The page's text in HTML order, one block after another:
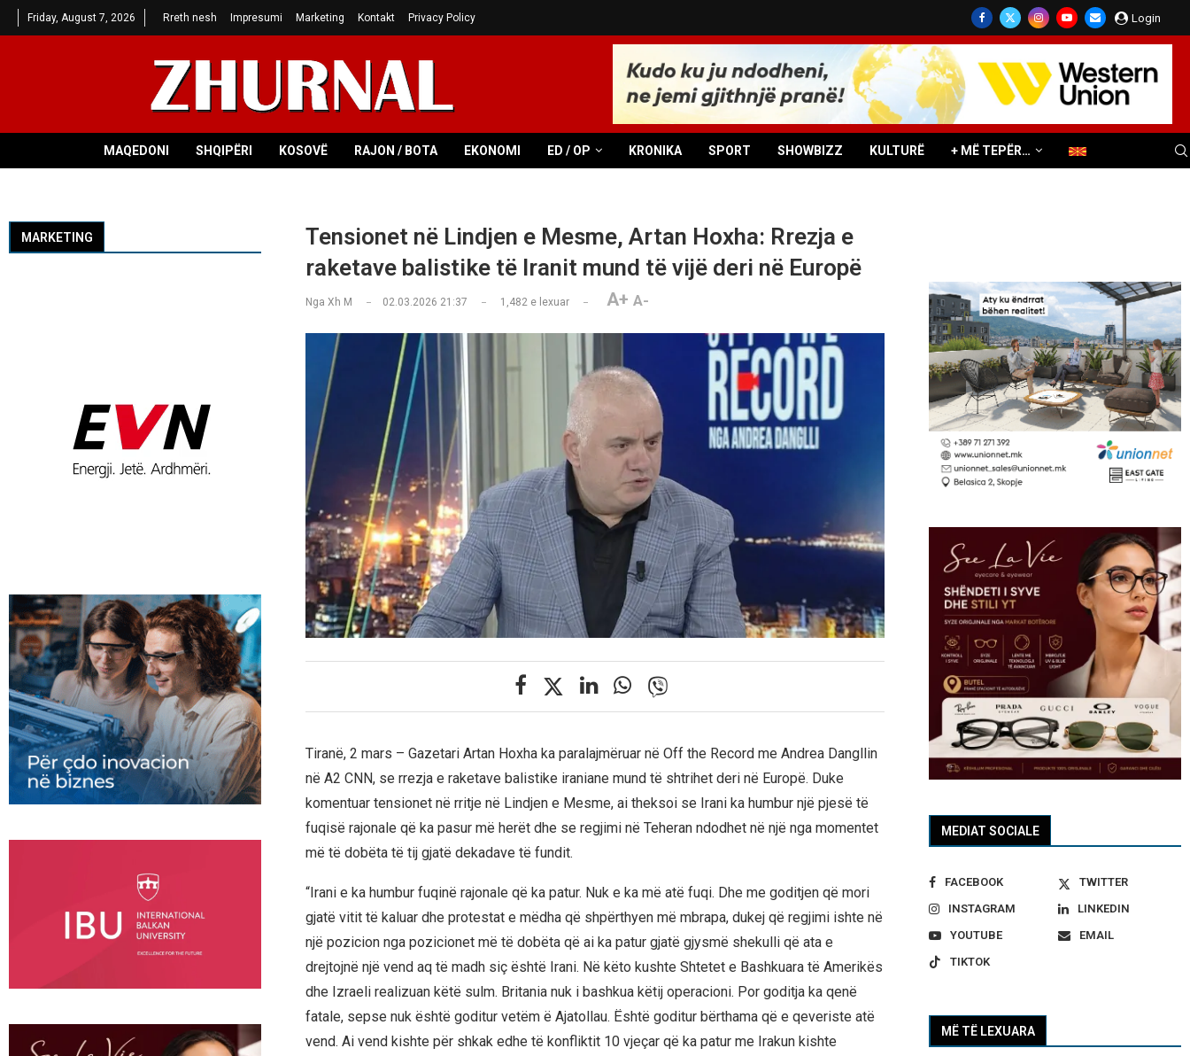
Friday, August 7, 2026 Rreth nesh Impresumi Marketing Kontakt Privacy Policy Login
MAQEDONI SHQIPËRI KOSOVË RAJON / BOTA EKONOMI ED / OP KRONIKA SPORT SHOWBIZZ KULTURË + MË TEPËR…
Tensionet në Lindjen e Mesme, Artan Hoxha: Rrezja e
raketave balistike të Iranit mund të vijë deri në Europë
Nga Xh M 02.03.2026 21:37 1,482e lexuar A+ A-
Tiranë, 2 mars – Gazetari Artan Hoxha ka paralajmëruar në Off the Record me Andrea Dangllin
në A2 CNN, se rrezja e raketave balistike iraniane mund të shtrihet deri në Europë. Duke
komentuar tensionet në rritje në Lindjen e Mesme, ai theksoi se Irani ka humbur një pjesë të
fuqisë rajonale që ka pasur më herët dhe se regjimi në Teheran ndodhet në një nga momentet
më të dobëta të tij gjatë dekadave të fundit.
“Irani e ka humbur fuqinë rajonale që ka patur. Nuk e ka më atë fuqi. Dhe me goditjen që mori
gjatë vitit të kaluar dhe protestat e mëdha që shpërthyen më mbrapa, dukej që regjimi ishte në
një pozicion nga pozicionet më të dobëta që ai ka patur gjatë gjysmë shekulli që ata e
drejtojnë një vend aq të madh siç është Irani. Në këto kushte Shtetet e Bashkuara të Amerikës
dhe Izraeli realizuan këtë sulm. Britania nuk i bashkua këtij operacioni. Por goditja ka qenë
fatale, sepse nuk është goditur vetëm ë Ajatollau. Është goditur bërthama që e qeveriste atë
vend. Ai vend kishte për shkak edhe të konfliktit 10 vjeçar që ka patur me Irakun kishte
MEDIAT SOCIALE
FACEBOOK
TWITTER
INSTAGRAM
LINKEDIN
YOUTUBE
EMAIL
TIKTOK
MË TË LEXUARA
MARKETING